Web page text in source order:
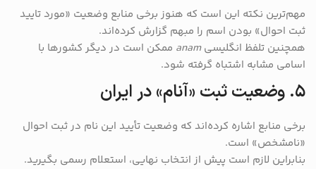
مهم‌ترین نکته این است که هنوز برخی منابع وضعیت «مورد تایید
ثبت احوال» بودن اسم را مبهم گزارش کرده‌اند.
همچنین تلفظ انگلیسیanam ممکن است در دیگر کشورها با
اسامی مشابه اشتباه گرفته شود.
۵. وضعیت ثبت «آنام» در ایران
برخی منابع اشاره کرده‌اند که وضعیت تأیید این نام در ثبت احوال
«نامشخص» است.
بنابراین لازم است پیش از انتخاب نهایی، استعلام رسمی بگیرید.